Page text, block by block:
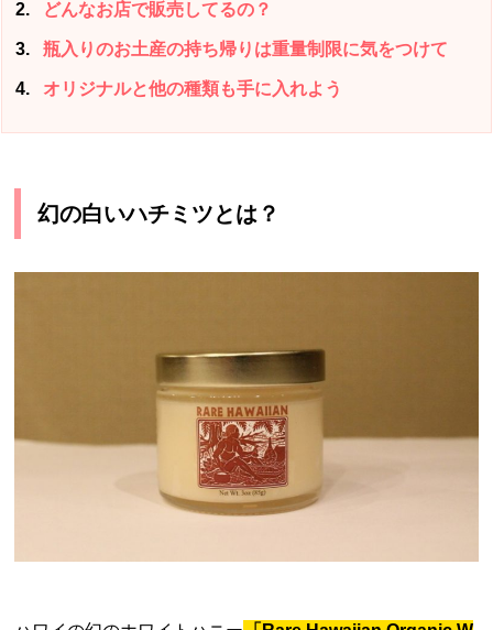
2 どんなお店で販売してるの？
3 瓶入りのお土産の持ち帰りは重量制限に気をつけて
4 オリジナルと他の種類も手に入れよう
幻の白いハチミツとは？